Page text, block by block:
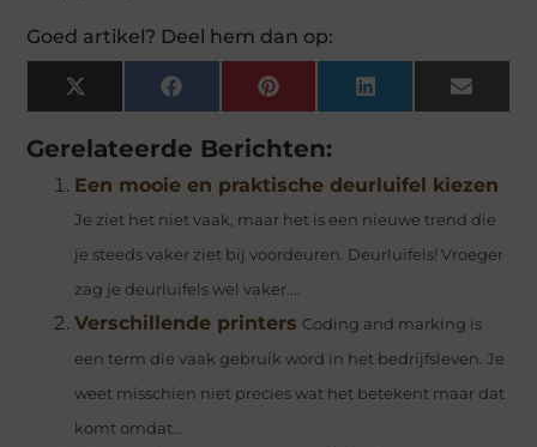
Goed artikel? Deel hem dan op:
X
(Twitter)
FacebookPinterestLinkedIn Email
Gerelateerde Berichten:
Een mooie en praktische deurluifel kiezen
Je ziet het niet vaak, maar het is een nieuwe trend die
je steeds vaker ziet bij voordeuren. Deurluifels! Vroeger
zag je deurluifels wel vaker....
Verschillende printers Coding and marking is
een term die vaak gebruik word in het bedrijfsleven. Je
weet misschien niet precies wat het betekent maar dat
komt omdat...